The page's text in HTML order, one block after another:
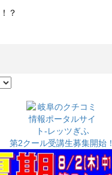
？
第2クール受講生募集開始！